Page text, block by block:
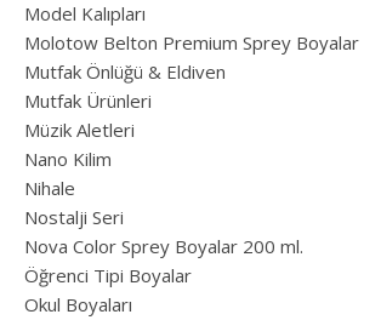
Model Kalıpları
Molotow Belton Premium Sprey Boyalar
Mutfak Önlüğü & Eldiven
Mutfak Ürünleri
Müzik Aletleri
Nano Kilim
Nihale
Nostalji Seri
Nova Color Sprey Boyalar 200 ml.
Öğrenci Tipi Boyalar
Okul Boyaları